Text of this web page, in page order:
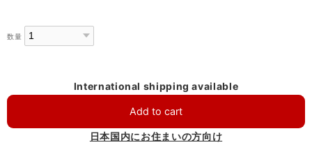
数量
International shipping available
Add to cart
日本国内にお住まいの方向け